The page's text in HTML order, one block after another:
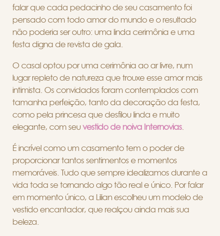
falar que cada pedacinho de seu casamento foi
pensado com todo amor do mundo e o resultado
não poderia ser outro: uma linda cerimônia e uma
festa digna de revista de gala.
O casal optou por uma cerimônia ao ar livre, num
lugar repleto de natureza que trouxe esse amor mais
intimista. Os convidados foram contemplados com
tamanha perfeição, tanto da decoração da festa,
como pela princesa que desfilou linda e muito
elegante, com seu vestido de noiva Internovias.
É incrível como um casamento tem o poder de
proporcionar tantos sentimentos e momentos
memoráveis. Tudo que sempre idealizamos durante a
vida toda se tornando algo tão real e único. Por falar
em momento único, a Lilian escolheu um modelo de
vestido encantador, que realçou ainda mais sua
beleza.